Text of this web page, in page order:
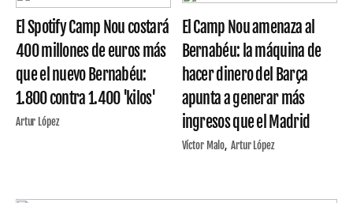
El Spotify Camp Nou costará
400 millones de euros más
que el nuevo Bernabéu:
1.800 contra 1.400 'kilos'
Artur López
El Camp Nou amenaza al
Bernabéu: la máquina de
hacer dinero del Barça
apunta a generar más
ingresos que el Madrid
Víctor Malo Artur López